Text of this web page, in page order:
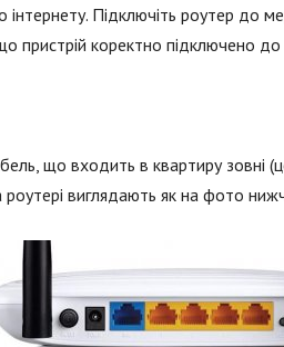
Підключіть роутер до
пристрій коректно підключено
що входить в квартиру зовні
виглядають як на фото